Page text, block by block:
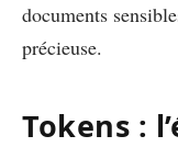
documents
précieuse.
Tokens :